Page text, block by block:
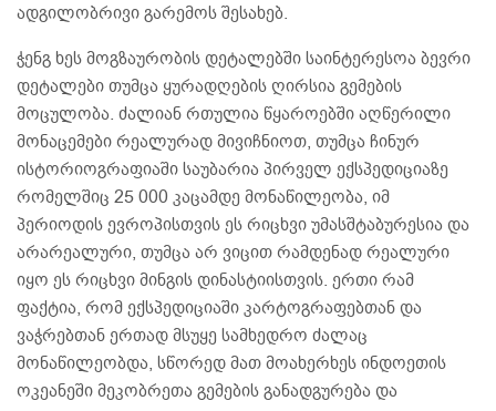
ადგილობრივი გარემოს შესახებ.
ჭენგ ხეს მოგზაურობის დეტალებში საინტერესოა ბევრი
დეტალები თუმცა ყურადღების ღირსია გემების
მოცულობა. ძალიან რთულია წყაროებში აღწერილი
მონაცემები რეალურად მივიჩნიოთ, თუმცა ჩინურ
ისტორიოგრაფიაში საუბარია პირველ ექსპედიციაზე
რომელშიც 25 000 კაცამდე მონაწილეობა, იმ
პერიოდის ევროპისთვის ეს რიცხვი უმასშტაბურესია და
არარეალური, თუმცა არ ვიცით რამდენად რეალური
იყო ეს რიცხვი მინგის დინასტიისთვის. ერთი რამ
ფაქტია, რომ ექსპედიციაში კარტოგრაფებთან და
ვაჭრებთან ერთად მსუყე სამხედრო ძალაც
მონაწილეობდა, სწორედ მათ მოახერხეს ინდოეთის
ოკეანეში მეკობრეთა გემების განადგურება და